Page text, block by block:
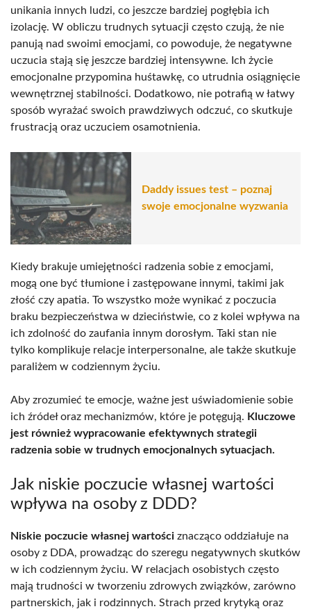
unikania innych ludzi, co jeszcze bardziej pogłębia ich
izolację. W obliczu trudnych sytuacji często czują, że nie
panują nad swoimi emocjami, co powoduje, że negatywne
uczucia stają się jeszcze bardziej intensywne. Ich życie
emocjonalne przypomina huśtawkę, co utrudnia osiągnięcie
wewnętrznej stabilności. Dodatkowo, nie potrafią w łatwy
sposób wyrażać swoich prawdziwych odczuć, co skutkuje
frustracją oraz uczuciem osamotnienia.
Daddy issues test – poznaj
swoje emocjonalne wyzwania
Kiedy brakuje umiejętności radzenia sobie z emocjami,
mogą one być tłumione i zastępowane innymi, takimi jak
złość czy apatia. To wszystko może wynikać z poczucia
braku bezpieczeństwa w dzieciństwie, co z kolei wpływa na
ich zdolność do zaufania innym dorosłym. Taki stan nie
tylko komplikuje relacje interpersonalne, ale także skutkuje
paraliżem w codziennym życiu.
Aby zrozumieć te emocje, ważne jest uświadomienie sobie
ich źródeł oraz mechanizmów, które je potęgują. Kluczowe
jest również wypracowanie efektywnych strategii
radzenia sobie w trudnych emocjonalnych sytuacjach.
Jak niskie poczucie własnej wartości
wpływa na osoby z DDD?
Niskie poczucie własnej wartości znacząco oddziałuje na
osoby z DDA, prowadząc do szeregu negatywnych skutków
w ich codziennym życiu. W relacjach osobistych często
mają trudności w tworzeniu zdrowych związków, zarówno
partnerskich, jak i rodzinnych. Strach przed krytyką oraz